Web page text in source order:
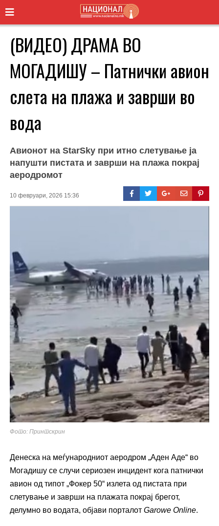
(ВИДЕО) ДРАМА ВО
МОГАДИШУ – Патнички авион
слета на плажа и заврши во
вода
Авионот на StarSky при итно слетување ја
напушти пистата и заврши на плажа покрај
аеродромот
10 февруари, 2026 15:36
Фото: Принтскрин
Денеска на меѓународниот аеродром „Аден Аде“ во
Могадишу се случи сериозен инцидент кога патнички
авион од типот „Фокер 50“ излета од пистата при
слетување и заврши на плажата покрај брегот,
делумно во водата, објави порталот Garowe Online.